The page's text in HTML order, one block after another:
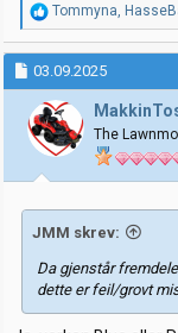
R
e
a
k
s
j
o
n
e
r
Tommyna,
03.09.2025
The
JMM skrev:
Da gjenstår
dette er feil/grovt